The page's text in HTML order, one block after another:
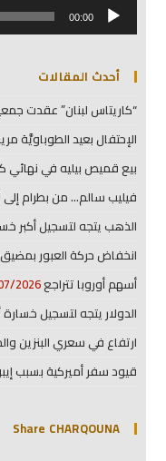
00:00
أحدث المقالات
“كاريتاس لبنان” عقدت
الإحتفال بعيد الطوباويَّة
بيع قميص بيليه في نهائي كأس
فيليب سالم… من بطرام إلى
الذهب يتجه لتسجيل أكبر
انخفاض حركة العبور
أسهم أوروبا تتراجع2026
الدولار يتجه لتسجيل
ارتفاع في سعري البنزين
قيود سفر أميركية بسبب
Share CHARQOUNA